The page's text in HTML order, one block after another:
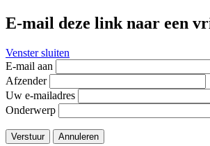
E-mail deze link naar een
Venster sluiten
E-mail aan
Afzender
Uw e-mailadres
Onderwerp
Verstuur Annuleren